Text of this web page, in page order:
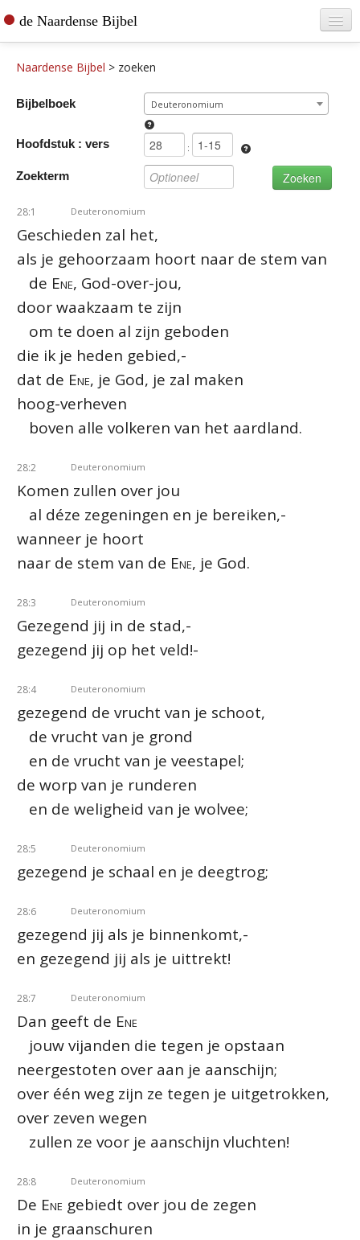
de Naardense Bijbel
De vertaler
Contact
Naardense Bijbel > zoeken
Bijbelboek Deuteronomium
Hoofdstuk : vers :
Zoekterm
28:1 Deuteronomium
Geschieden zal het,
als je gehoorzaam hoort naar de stem van
de Ene, God-over-jou,
door waakzaam te zijn
om te doen al zijn geboden
die ik je heden gebied,-
dat de Ene, je God, je zal maken
hoog-verheven
boven alle volkeren van het aardland.
28:2 Deuteronomium
Komen zullen over jou
al déze zegeningen en je bereiken,-
wanneer je hoort
naar de stem van de Ene, je God.
28:3 Deuteronomium
Gezegend jij in de stad,-
gezegend jij op het veld!-
28:4 Deuteronomium
gezegend de vrucht van je schoot,
de vrucht van je grond
en de vrucht van je veestapel;
de worp van je runderen
en de weligheid van je wolvee;
28:5 Deuteronomium
gezegend je schaal en je deegtrog;
28:6 Deuteronomium
gezegend jij als je binnenkomt,-
en gezegend jij als je uittrekt!
28:7 Deuteronomium
Dan geeft de Ene
jouw vijanden die tegen je opstaan
neergestoten over aan je aanschijn;
over één weg zijn ze tegen je uitgetrokken,
over zeven wegen
zullen ze voor je aanschijn vluchten!
28:8 Deuteronomium
De Ene gebiedt over jou de zegen
in je graanschuren